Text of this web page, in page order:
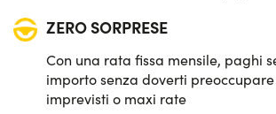
ZERO SORPRESE
Con una rata fissa mensile, paghi
importo senza doverti
imprevisti o maxi rate